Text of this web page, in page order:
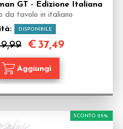
GT - Edizione Italiana
da tavolo in italiano
DISPONIBILE
€ 37,49
SCONTO 25%